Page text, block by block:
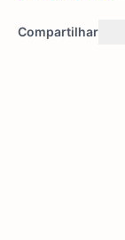
Compartilhar